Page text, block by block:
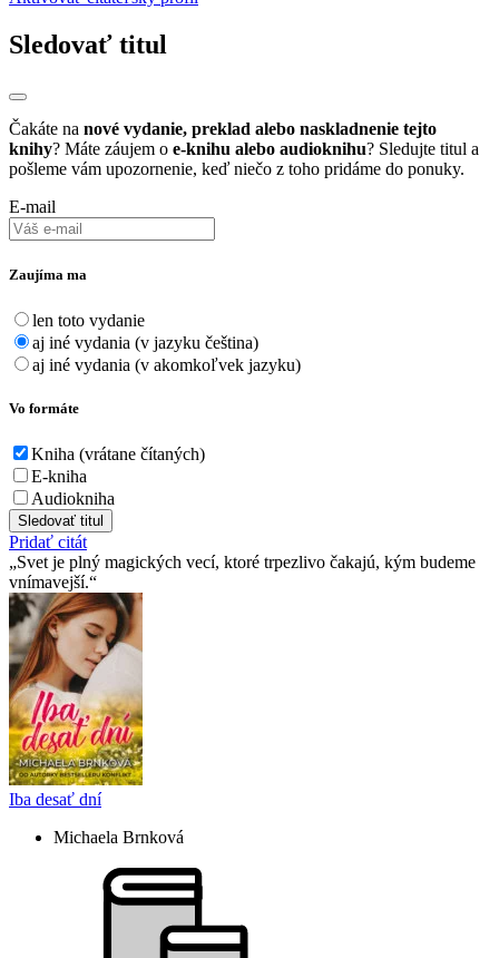
Sledovať titul
Čakáte na nové vydanie, preklad alebo naskladnenie tejto
knihy? Máte záujem o e-knihu alebo audioknihu? Sledujte titul a
pošleme vám upozornenie, keď niečo z toho pridáme do ponuky.
E-mail
Zaujíma ma
len toto vydanie
aj iné vydania (v jazyku čeština)
aj iné vydania (v akomkoľvek jazyku)
Vo formáte
Kniha (vrátane čítaných)
E-kniha
Audiokniha
Sledovať titul
Pridať citát
Svet je plný magických vecí, ktoré trpezlivo čakajú, kým budeme
vnímavejší.
Iba desať dní
Michaela Brnková